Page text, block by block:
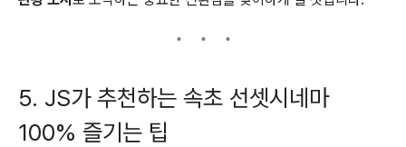
5. JS가 추천하는 속초 선셋시네마
100% 즐기는 팁